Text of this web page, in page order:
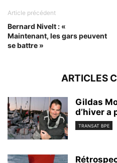
Article précédent
Bernard Nivelt : «
Maintenant, les gars peuvent
se battre »
ARTICLES
Gildas
d’hiver a
TRANSAT BPE